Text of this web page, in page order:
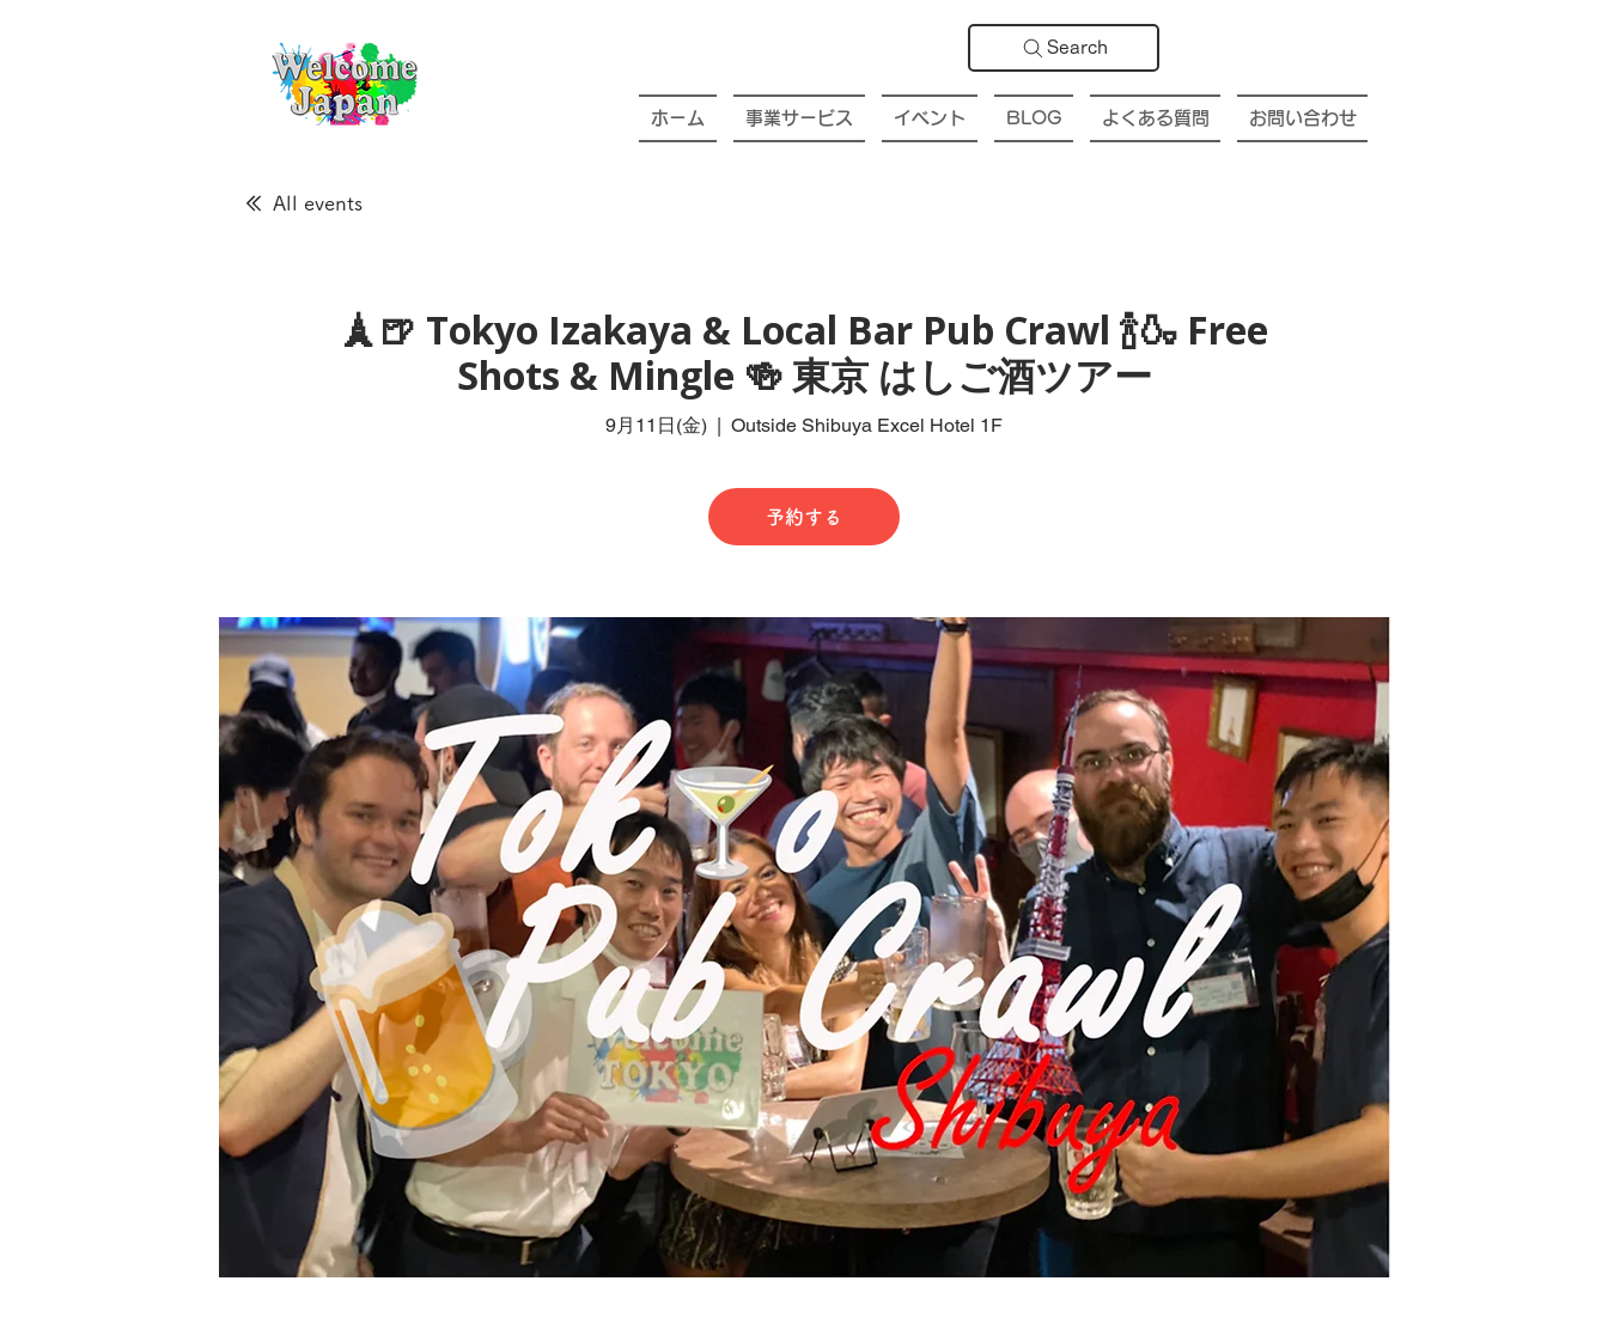
Search
ホーム 事業サービス イベント BLOG よくある質問 お問い合わせ
All events
🗼🍺 Tokyo Izakaya & Local Bar Pub Crawl 🍾🍶 Free
Shots & Mingle 🍻 東京 はしご酒ツアー
9月11日(金)
  |
Outside Shibuya Excel Hotel 1F
予約する